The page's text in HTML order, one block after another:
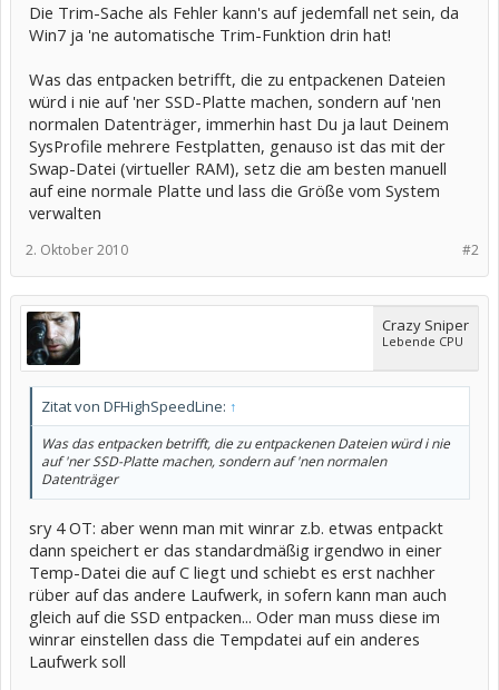
Die Trim-Sache als Fehler kann's auf jedemfall net sein, da
Win7 ja 'ne automatische Trim-Funktion drin hat!
Was das entpacken betrifft, die zu entpackenen Dateien
würd i nie auf 'ner SSD-Platte machen, sondern auf 'nen
normalen Datenträger, immerhin hast Du ja laut Deinem
SysProfile mehrere Festplatten, genauso ist das mit der
Swap-Datei (virtueller RAM), setz die am besten manuell
auf eine normale Platte und lass die Größe vom System
verwalten
#2
2. Oktober 2010
Crazy Sniper
Lebende CPU
Zitat von DFHighSpeedLine: ↑
Was das entpacken betrifft, die zu entpackenen Dateien würd i nie
auf 'ner SSD-Platte machen, sondern auf 'nen normalen
Datenträger
sry 4 OT: aber wenn man mit winrar z.b. etwas entpackt
dann speichert er das standardmäßig irgendwo in einer
Temp-Datei die auf C liegt und schiebt es erst nachher
rüber auf das andere Laufwerk, in sofern kann man auch
gleich auf die SSD entpacken... Oder man muss diese im
winrar einstellen dass die Tempdatei auf ein anderes
Laufwerk soll